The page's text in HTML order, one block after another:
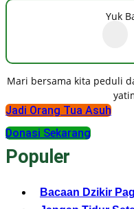
Yuk
Mari bersama kita peduli
Jadi Orang Tua Asuh
Donasi Sekarang
Populer
Bacaan Dzikir